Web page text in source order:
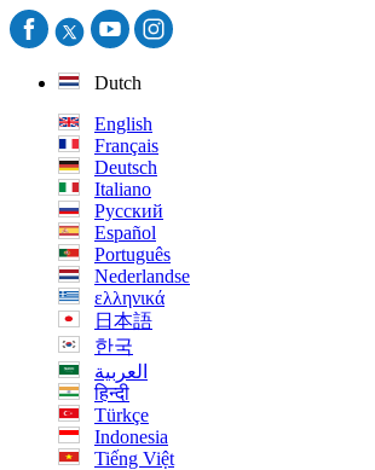
Dutch
English
Français
Deutsch
Italiano
Русский
Español
Português
Nederlandse
ελληνικά
日本語
한국
العربية
हिन्दी
Türkçe
Indonesia
Tiếng Việt